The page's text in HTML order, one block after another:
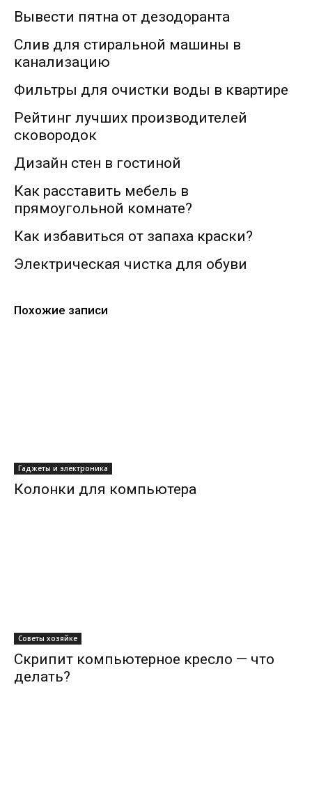
Вывести пятна от дезодоранта
Слив для стиральной машины в
канализацию
Фильтры для очистки воды в квартире
Рейтинг лучших производителей
сковородок
Дизайн стен в гостиной
Как расставить мебель в
прямоугольной комнате?
Как избавиться от запаха краски?
Электрическая чистка для обуви
Похожие записи
Гаджеты и электроника
Колонки для компьютера
Советы хозяйке
Скрипит компьютерное кресло — что
делать?